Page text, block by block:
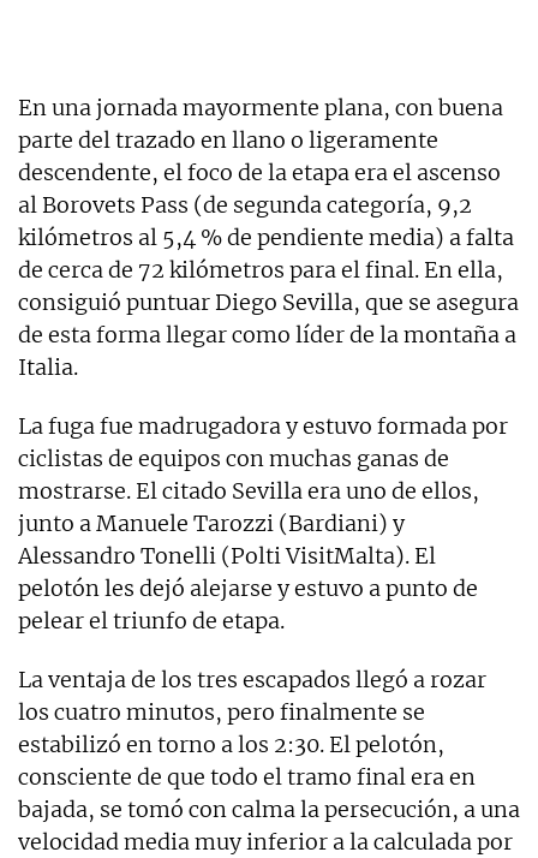
En una jornada mayormente plana, con buena
parte del trazado en llano o ligeramente
descendente, el foco de la etapa era el ascenso
al Borovets Pass (de segunda categoría, 9,2
kilómetros al 5,4 % de pendiente media) a falta
de cerca de 72 kilómetros para el final. En ella,
consiguió puntuar Diego Sevilla, que se asegura
de esta forma llegar como líder de la montaña a
Italia.
La fuga fue madrugadora y estuvo formada por
ciclistas de equipos con muchas ganas de
mostrarse. El citado Sevilla era uno de ellos,
junto a Manuele Tarozzi (Bardiani) y
Alessandro Tonelli (Polti VisitMalta). El
pelotón les dejó alejarse y estuvo a punto de
pelear el triunfo de etapa.
La ventaja de los tres escapados llegó a rozar
los cuatro minutos, pero finalmente se
estabilizó en torno a los 2:30. El pelotón,
consciente de que todo el tramo final era en
bajada, se tomó con calma la persecución, a una
velocidad media muy inferior a la calculada por